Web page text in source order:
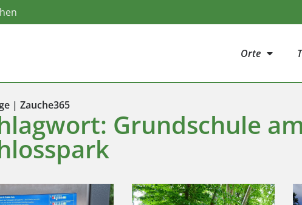
Orte
| Zauche365
Grundschule am